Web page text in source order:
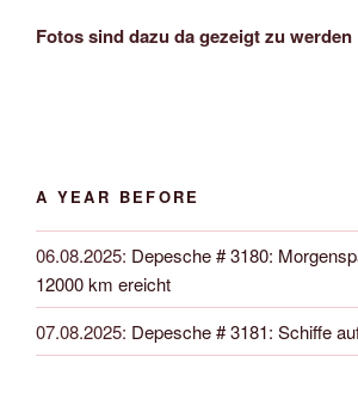
Fotos sind dazu da gezeigt zu werden
A YEAR BEFORE
06.08.2025: Depesche # 3180:
12000 km ereicht
07.08.2025: Depesche # 3181: Schiffe